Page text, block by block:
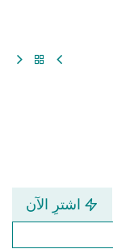
اشترِ الآن